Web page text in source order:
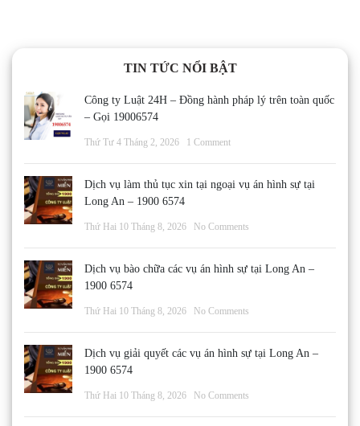
TIN TỨC NỔI BẬT
Công ty Luật 24H – Đồng hành pháp lý trên toàn quốc
– Gọi 19006574
Thứ Tư 4 Tháng 2, 2026 1 Comment
Dịch vụ làm thủ tục xin tại ngoại vụ án hình sự tại
Long An – 1900 6574
Thứ Hai 10 Tháng 8, 2026 No Comments
Dịch vụ bào chữa các vụ án hình sự tại Long An –
1900 6574
Thứ Hai 10 Tháng 8, 2026 No Comments
Dịch vụ giải quyết các vụ án hình sự tại Long An –
1900 6574
Thứ Hai 10 Tháng 8, 2026 No Comments